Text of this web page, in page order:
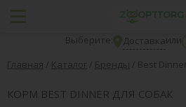
Выберите: Доставкаили
Главная / Каталог / Бренды / Best Dinner
КОРМ BEST DINNER ДЛЯ СОБАК